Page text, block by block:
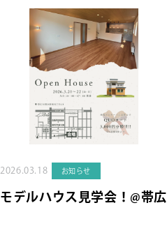
2026.03.18 お知らせ
モデルハウス見学会！@帯広